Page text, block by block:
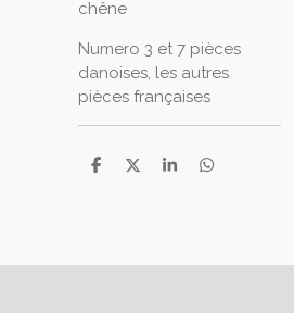
chêne
Numero 3 et 7 pièces
danoises, les autres
pièces françaises
P
e
P
e
P
e
P
e